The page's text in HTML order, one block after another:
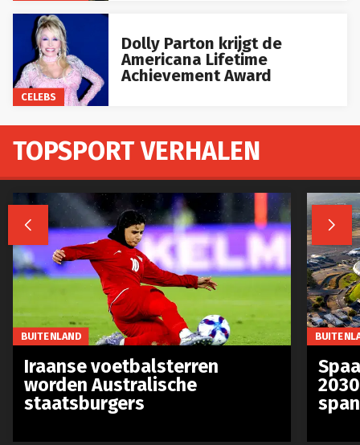
CELEBS
Dolly Parton krijgt de
Americana Lifetime
Achievement Award
TOPSPORT VERHALEN
 
BUITENLAND
Iraanse voetbalsterren
worden Australische
staatsburgers